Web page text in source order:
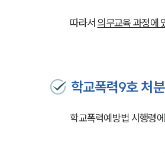
따라서 의무교육 과정에
학교폭력9호 처
학교폭력예방법 시행령